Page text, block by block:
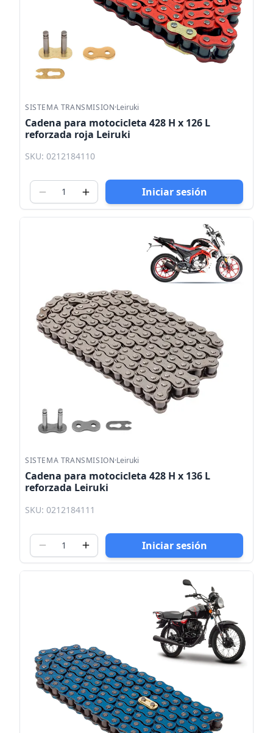
SISTEMA TRANSMISION·Leiruki
Cadena para motocicleta 428 H x 126 L
reforzada roja Leiruki
SKU: 0212184110
Iniciar sesión
SISTEMA TRANSMISION·Leiruki
Cadena para motocicleta 428 H x 136 L
reforzada Leiruki
SKU: 0212184111
Iniciar sesión